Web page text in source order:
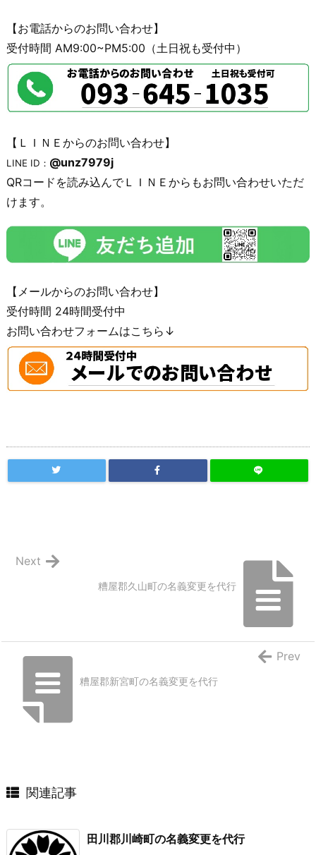
【お電話からのお問い合わせ】
受付時間 AM9:00~PM5:00（土日祝も受付中）
【ＬＩＮＥからのお問い合わせ】
LINE ID： @unz7979j
QRコードを読み込んでＬＩＮＥからもお問い合わせいただ
けます。
【メールからのお問い合わせ】
受付時間 24時間受付中
お問い合わせフォームはこちら↓
糟屋郡久山町の名義変更を代行
Next
糟屋郡新宮町の名義変更を代行
Prev
関連記事
田川郡川崎町の名義変更を代行